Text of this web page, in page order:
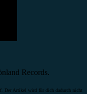
Records.
Der Artikel wird für dich dadurch nicht